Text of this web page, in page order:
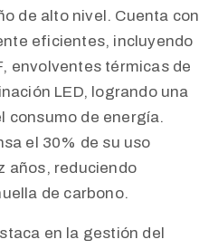
de alto nivel. Cuenta con
eficientes, incluyendo
envolventes térmicas de
LED, logrando una
consumo de energía.
el 30% de su uso
años, reduciendo
de carbono.
en la gestión del